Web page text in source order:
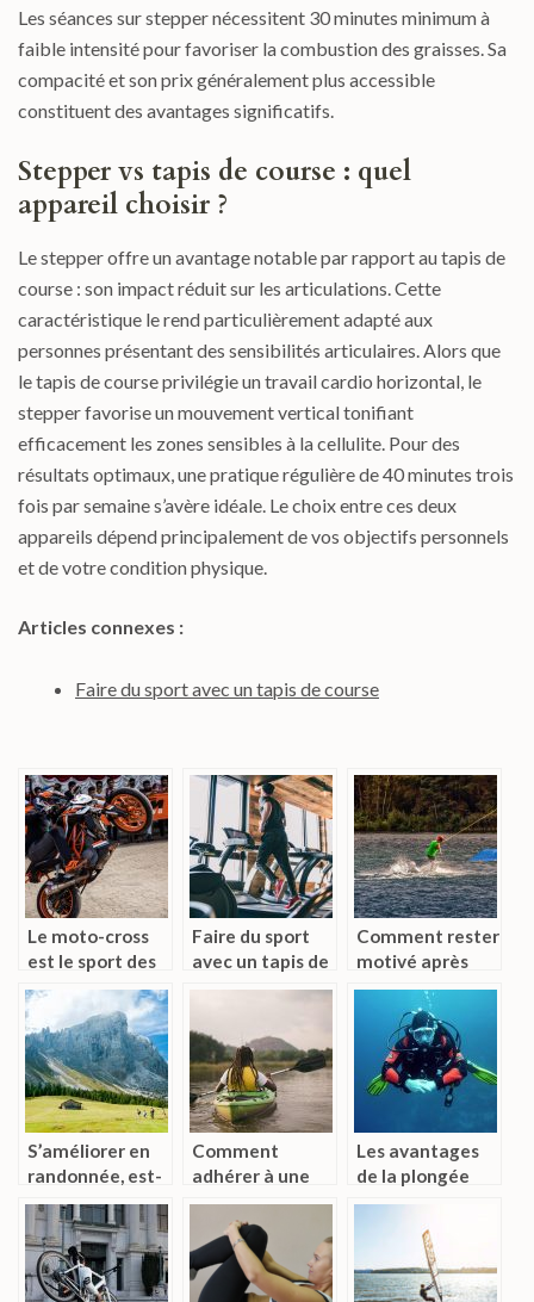
Les séances sur stepper nécessitent 30 minutes minimum à
faible intensité pour favoriser la combustion des graisses. Sa
compacité et son prix généralement plus accessible
constituent des avantages significatifs.
Stepper vs tapis de course : quel
appareil choisir ?
Le stepper offre un avantage notable par rapport au tapis de
course : son impact réduit sur les articulations. Cette
caractéristique le rend particulièrement adapté aux
personnes présentant des sensibilités articulaires. Alors que
le tapis de course privilégie un travail cardio horizontal, le
stepper favorise un mouvement vertical tonifiant
efficacement les zones sensibles à la cellulite. Pour des
résultats optimaux, une pratique régulière de 40 minutes trois
fois par semaine s’avère idéale. Le choix entre ces deux
appareils dépend principalement de vos objectifs personnels
et de votre condition physique.
Articles connexes :
Faire du sport avec un tapis de course
Le moto-cross
est le sport des
fans du défi
Faire du sport
avec un tapis de
course
Comment rester
motivé après
une reprise du
sport?
S’améliorer en
randonnée, est-
ce si compliqué ?
Comment
adhérer à une
équipe d’aviron ?
Les avantages
de la plongée
sportive